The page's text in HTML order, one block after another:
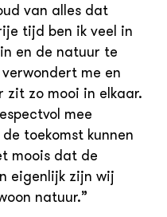
van alles dat
tijd ben ik veel in
en de natuur te
me en
zit zo mooi in elkaar.
mee
toekomst kunnen
moois dat de
eigenlijk zijn wij
natuur.”